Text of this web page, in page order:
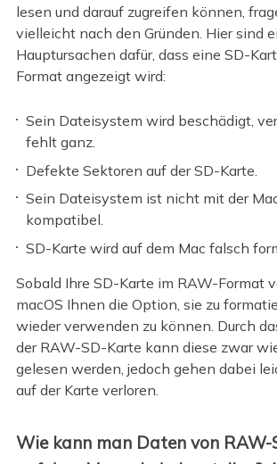
lesen und darauf zugreifen können,
vielleicht nach den Gründen. Hier sind
Hauptursachen dafür, dass eine SD-
Format angezeigt wird:
Sein Dateisystem wird beschädigt,
fehlt ganz.
Defekte Sektoren auf der SD-Karte.
Sein Dateisystem ist nicht mit der
kompatibel.
SD-Karte wird auf dem Mac falsch
Sobald Ihre SD-Karte im RAW-Format
macOS Ihnen die Option, sie zu
wieder verwenden zu können. Durch
der RAW-SD-Karte kann diese zwar
gelesen werden, jedoch gehen dabei
auf der Karte verloren.
Wie kann man Daten von RAW-